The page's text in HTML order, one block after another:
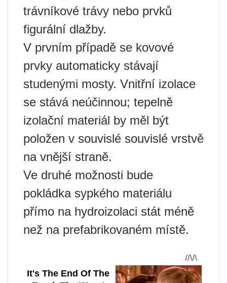
trávníkové trávy nebo prvků
figurální dlažby.
V prvním případě se kovové
prvky automaticky stávají
studenými mosty. Vnitřní izolace
se stává neúčinnou; tepelně
izolační materiál by měl být
položen v souvislé souvislé vrstvě
na vnější straně.
Ve druhé možnosti bude
pokládka sypkého materiálu
přímo na hydroizolaci stát méně
než na prefabrikovaném místě.